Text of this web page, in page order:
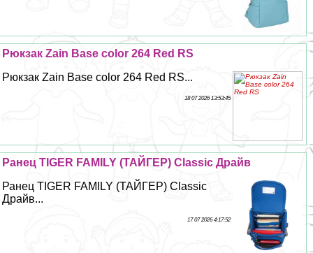
Рюкзак Zain Base color 264 Red RS
Рюкзак Zain Base color 264 Red RS...
18 07 2026 13:53:45
Ранец TIGER FAMILY (ТАЙГЕР) Classic Драйв
Ранец TIGER FAMILY (ТАЙГЕР) Classic
Драйв...
17 07 2026 4:17:52